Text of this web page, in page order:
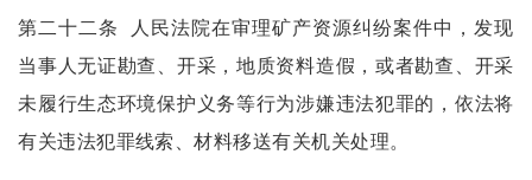
第二十二条
人民法院在审理矿产资源纠纷案件中，发现
当事人无证勘查、开采，地质资料造假，或者勘查、开采
未履行生态环境保护义务等行为涉嫌违法犯罪的，依法将
有关违法犯罪线索、材料移送有关机关处理。